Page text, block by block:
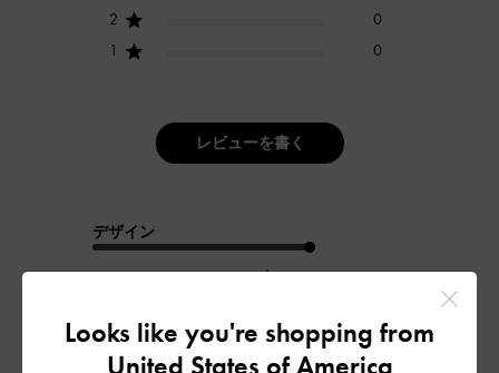
2
0
1
0
レビューを書く
デザイン
とても良かった
品質
Looks like you're shopping from
United States of America